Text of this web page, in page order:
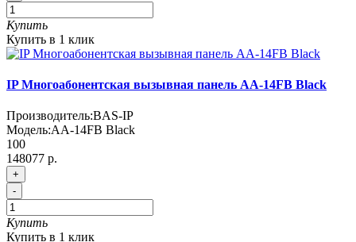
Купить
Купить в 1 клик
IP Многоабонентская вызывная панель AA-14FB Black
Производитель:BAS-IP
Модель:AA-14FB Black
100
148077 р.
+
-
Купить
Купить в 1 клик